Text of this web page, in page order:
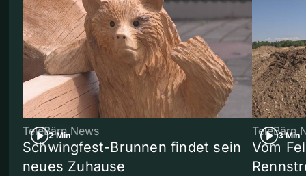
2 Min
TeleBärn News
Schwingfest-Brunnen findet sein
neues Zuhause
3 Min
TeleBärn
Vom